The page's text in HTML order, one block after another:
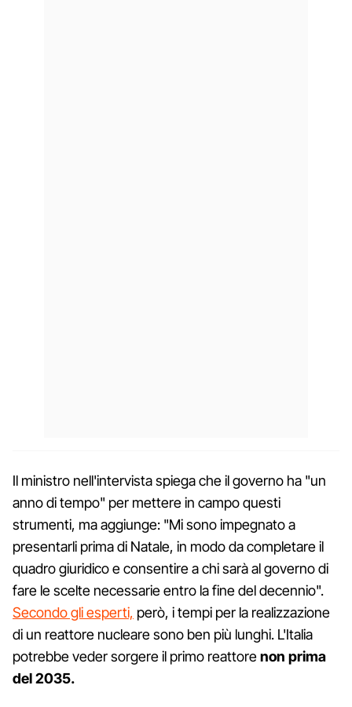
Il ministro nell'intervista spiega che il governo ha "un
anno di tempo" per mettere in campo questi
strumenti, ma aggiunge: "Mi sono impegnato a
presentarli prima di Natale, in modo da completare il
quadro giuridico e consentire a chi sarà al governo di
fare le scelte necessarie entro la fine del decennio".
Secondo gli esperti, però, i tempi per la realizzazione
di un reattore nucleare sono ben più lunghi. L'Italia
potrebbe veder sorgere il primo reattorenon prima
del 2035.